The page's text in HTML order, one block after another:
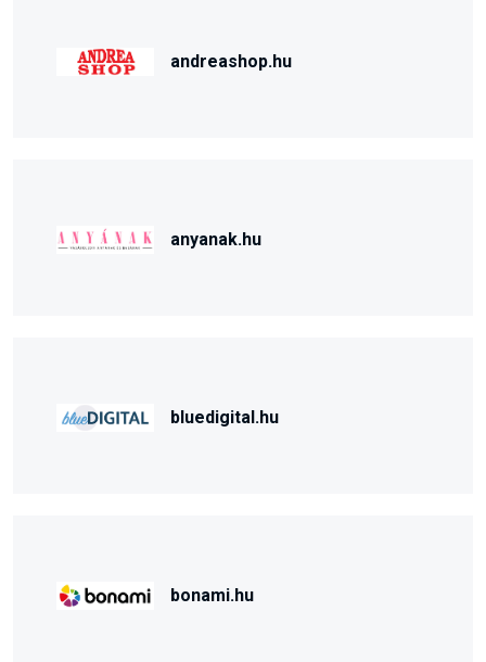
andreashop.hu
anyanak.hu
bluedigital.hu
bonami.hu